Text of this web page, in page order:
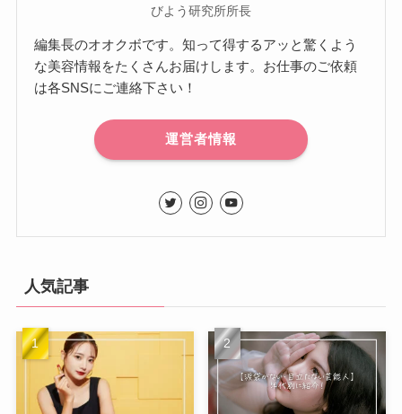
びよう研究所所長
編集長のオオクボです。知って得するアッと驚くよう
な美容情報をたくさんお届けします。お仕事のご依頼
は各SNSにご連絡下さい！
運営者情報
人気記事